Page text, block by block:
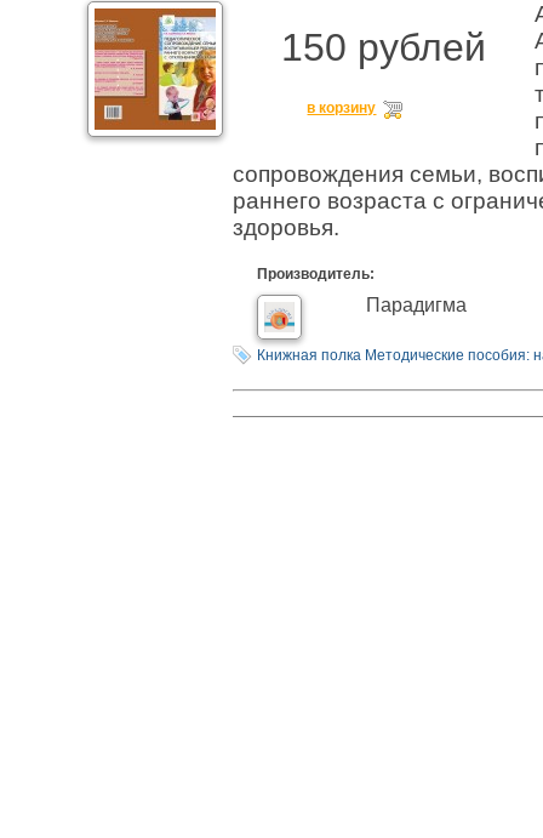
150 рублей
в корзину
сопровождения семьи,
раннего возраста с
здоровья.
Производитель:
Парадигма
Книжная полка Методические пособия: